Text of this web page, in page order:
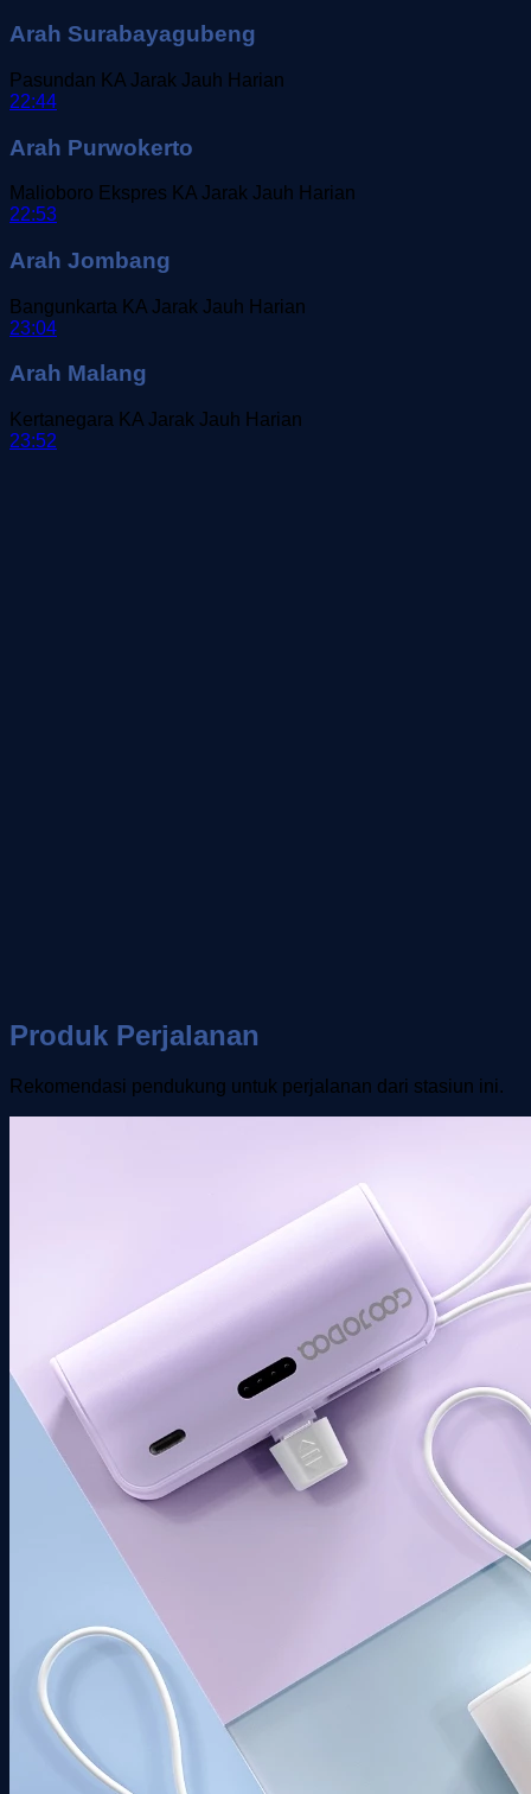
Arah Surabayagubeng
Pasundan KA Jarak Jauh Harian
22:44
Arah Purwokerto
Malioboro Ekspres KA Jarak Jauh Harian
22:53
Arah Jombang
Bangunkarta KA Jarak Jauh Harian
23:04
Arah Malang
Kertanegara KA Jarak Jauh Harian
23:52
Produk Perjalanan
Rekomendasi pendukung untuk perjalanan dari stasiun ini.